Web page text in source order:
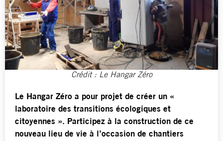
Crédit : Le Hangar Zéro
Le Hangar Zéro a pour projet de créer un «
laboratoire des transitions écologiques et
citoyennes ». Participez à la construction de ce
nouveau lieu de vie à l’occasion de chantiers